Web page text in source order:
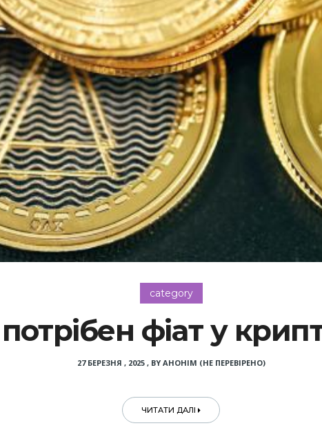
category
фіат у
27 БЕРЕЗНЯ , 2025, BY АНОНІМ (НЕ ПЕРЕВІРЕНО)
ЧИТАТИ ДАЛІ